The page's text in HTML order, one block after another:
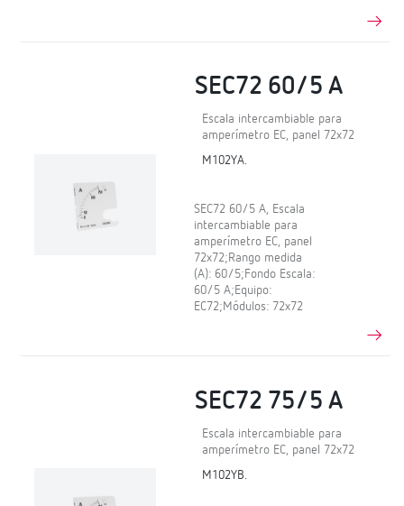
SEC72 60/5 A
Escala intercambiable para
amperímetro EC, panel 72x72
M102YA.
SEC72 60/5 A, Escala
intercambiable para
amperímetro EC, panel
72x72;Rango medida
(A): 60/5;Fondo Escala:
60/5 A;Equipo:
EC72;Módulos: 72x72
SEC72 75/5 A
Escala intercambiable para
amperímetro EC, panel 72x72
M102YB.